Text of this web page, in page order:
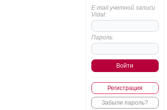
E-mail учетной записи
Vidal:
Пароль:
Регистрация
Забыли пароль?